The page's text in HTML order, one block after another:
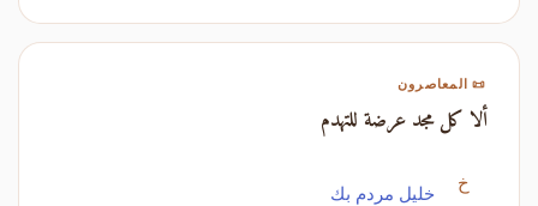
📜 المعاصرون
ألا كل مجد عرضة للتهدم
خ خليل مردم بك